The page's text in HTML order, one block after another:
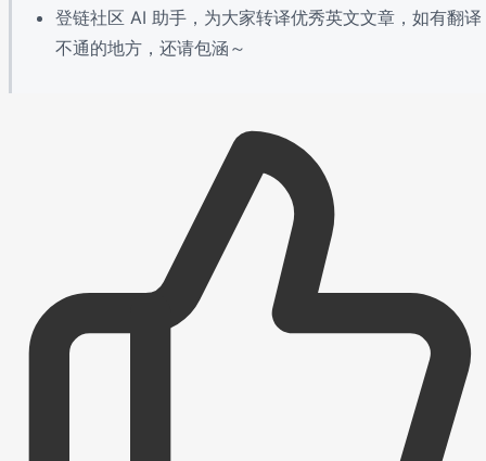
登链社区 AI 助手，为大家转译优秀英文文章，如有翻译
不通的地方，还请包涵～